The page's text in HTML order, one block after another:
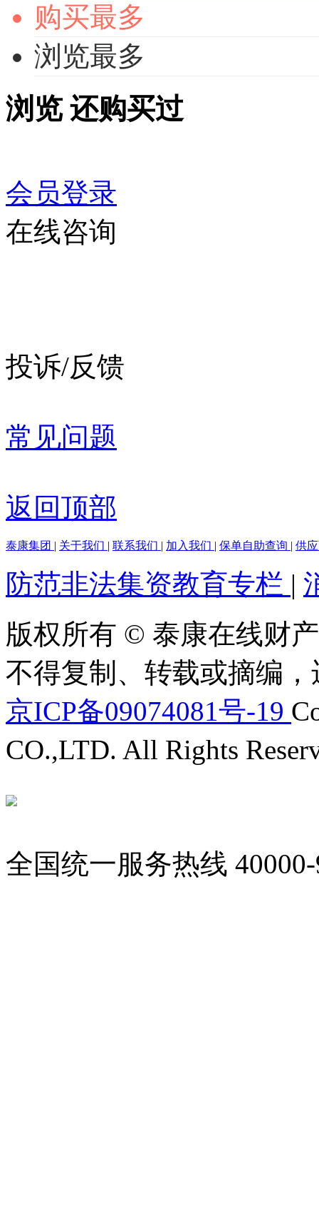
购买最多
浏览最多
浏览 还购买过
会员登录
在线咨询
投诉/反馈
常见问题
返回顶部
泰康集团 | 关于我们 | 联系我们 | 加入我们 | 保单自助查询 | 供
防范非法集资教育专栏 |
版权所有 © 泰康在线财
不得复制、转载或摘编
京ICP备09074081号-19
CO.,LTD. All Rights
全国统一服务热线